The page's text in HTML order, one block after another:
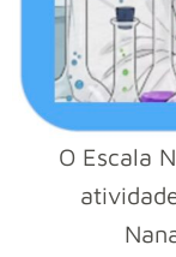
O Escala